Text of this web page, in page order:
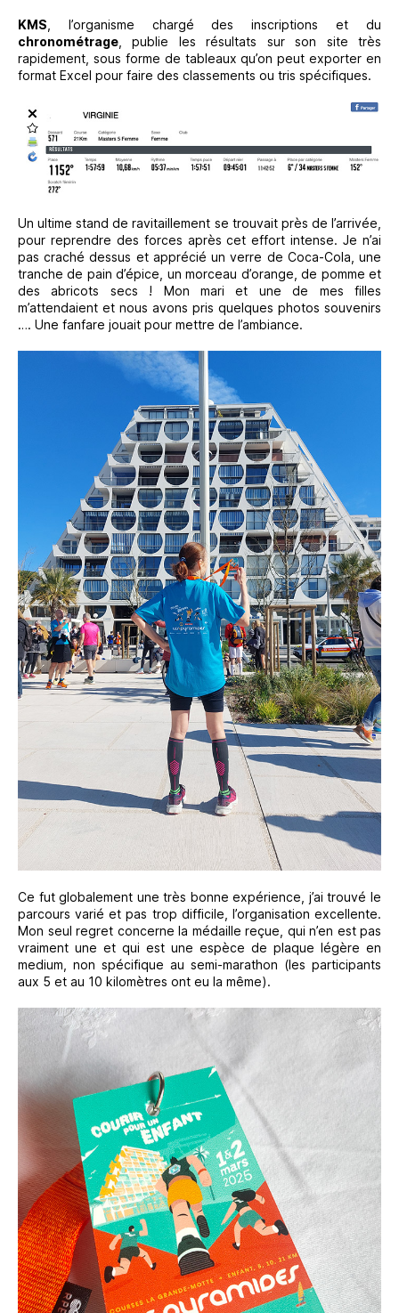
KMS , l’organisme chargé des inscriptions et du
chronométrage , publie les résultats sur son site très
rapidement, sous forme de tableaux qu’on peut exporter en
format Excel pour faire des classements ou tris spécifiques.
Un ultime stand de ravitaillement se trouvait près de l’arrivée,
pour reprendre des forces après cet effort intense. Je n’ai
pas craché dessus et apprécié un verre de Coca-Cola, une
tranche de pain d’épice, un morceau d’orange, de pomme et
des abricots secs ! Mon mari et une de mes filles
m’attendaient et nous avons pris quelques photos souvenirs
…. Une fanfare jouait pour mettre de l’ambiance.
Ce fut globalement une très bonne expérience, j’ai trouvé le
parcours varié et pas trop difficile, l’organisation excellente.
Mon seul regret concerne la médaille reçue, qui n’en est pas
vraiment une et qui est une espèce de plaque légère en
medium, non spécifique au semi-marathon (les participants
aux 5 et au 10 kilomètres ont eu la même).